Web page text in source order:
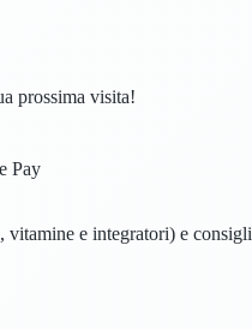
prossima visita!
Pay
, vitamine e integratori) e consigli